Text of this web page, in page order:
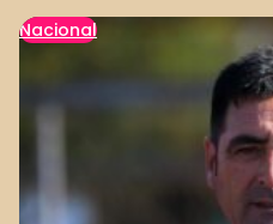
Nacional